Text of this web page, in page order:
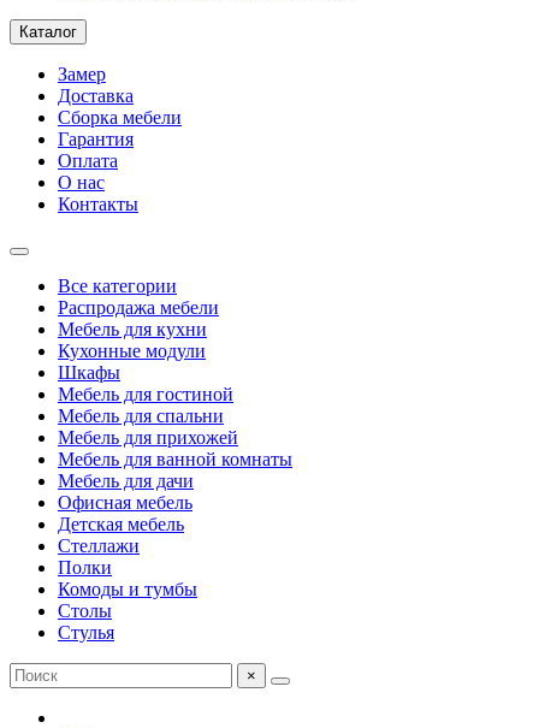
Каталог
Замер
Доставка
Сборка мебели
Гарантия
Оплата
О нас
Контакты
Все категории
Распродажа мебели
Мебель для кухни
Кухонные модули
Шкафы
Мебель для гостиной
Мебель для спальни
Мебель для прихожей
Мебель для ванной комнаты
Мебель для дачи
Офисная мебель
Детская мебель
Стеллажи
Полки
Комоды и тумбы
Столы
Стулья
×